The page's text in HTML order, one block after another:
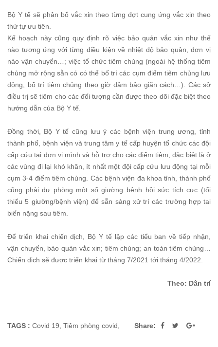
Bộ Y tế sẽ phân bổ vắc xin theo từng đợt cung ứng vắc xin theo
thứ tự ưu tiên.
Kế hoạch này cũng quy định rõ việc bảo quản vắc xin như thế
nào tương ứng với từng điều kiện về nhiệt độ bảo quản, đơn vị
nào vận chuyển…; việc tổ chức tiêm chủng (ngoài hệ thống tiêm
chủng mở rộng sẵn có có thể bố trí các cụm điểm tiêm chủng lưu
động, bố trí tiêm chủng theo giờ đảm bảo giãn cách…). Các sở
điều trị sẽ tiêm cho các đối tượng cần được theo dõi đặc biệt theo
hướng dẫn của Bộ Y tế.
Đồng thời, Bộ Y tế cũng lưu ý các bệnh viện trung ương, tỉnh
thành phố, bệnh viện và trung tâm y tế cấp huyện tổ chức các đội
cấp cứu tại đơn vị mình và hỗ trợ cho các điểm tiêm, đặc biệt là ở
các vùng đi lại khó khăn, ít nhất một đội cấp cứu lưu động tại mỗi
cụm 3-4 điểm tiêm chủng. Các bệnh viện đa khoa tỉnh, thành phố
cũng phải dự phòng một số giường bệnh hồi sức tích cực (tối
thiểu 5 giường/bệnh viện) để sẵn sàng xử trí các trường hợp tai
biến nặng sau tiêm.
Để triển khai chiến dịch, Bộ Y tế lập các tiểu ban về tiếp nhận,
vận chuyển, bảo quản vắc xin; tiêm chủng; an toàn tiêm chủng…
Chiến dịch sẽ được triển khai từ tháng 7/2021 tới tháng 4/2022.
Theo: Dân trí
TAGS : Covid 19 Tiêm phòng covid Share: